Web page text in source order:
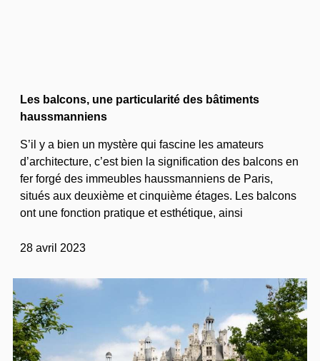
Les balcons, une particularité des bâtiments
haussmanniens
S’il y a bien un mystère qui fascine les amateurs
d’architecture, c’est bien la signification des balcons en
fer forgé des immeubles haussmanniens de Paris,
situés aux deuxième et cinquième étages. Les balcons
ont une fonction pratique et esthétique, ainsi
28 avril 2023